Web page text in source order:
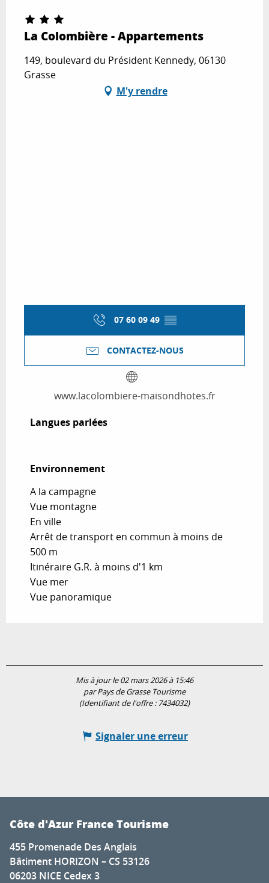
La Colombière - Appartements
149, boulevard du Président Kennedy, 06130
Grasse
M'y rendre
07 60 09 49 ▒▒
CONTACTEZ-NOUS
www.lacolombiere-maisondhotes.fr
Langues parlées
Langues parlées
Environnement
Environnement
A la campagne
Vue montagne
En ville
Arrêt de transport en commun à moins de
500 m
Itinéraire G.R. à moins d'1 km
Vue mer
Vue panoramique
Mis à jour le 02 mars 2026 à 15:46
par Pays de Grasse Tourisme
(Identifiant de l'offre : 7434032)
Signaler une erreur
Côte d'Azur France Tourisme
455 Promenade Des Anglais
Bâtiment HORIZON – CS 53126
06203 NICE Cedex 3